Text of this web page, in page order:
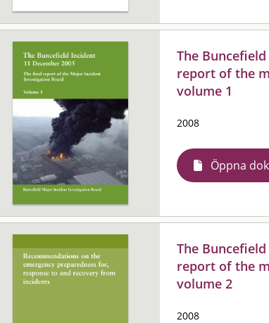
The
report of the
volume 1
2008
Öppna
The
report of the
volume 2
2008